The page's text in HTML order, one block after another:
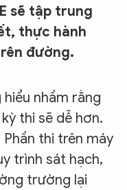
sẽ tập trung
thực hành
đường.
nhầm rằng
thi sẽ dễ hơn.
thi trên máy
trình sát hạch,
trường lại